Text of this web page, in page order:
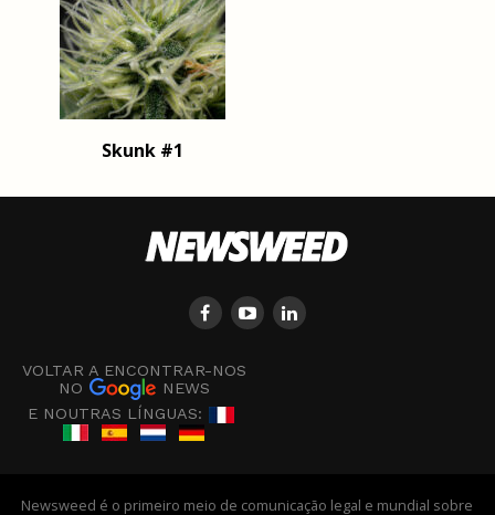
Skunk #1
VOLTAR A ENCONTRAR-NOS
NO
NEWS
E NOUTRAS LÍNGUAS:
Newsweed é o primeiro meio de comunicação legal e mundial sobre